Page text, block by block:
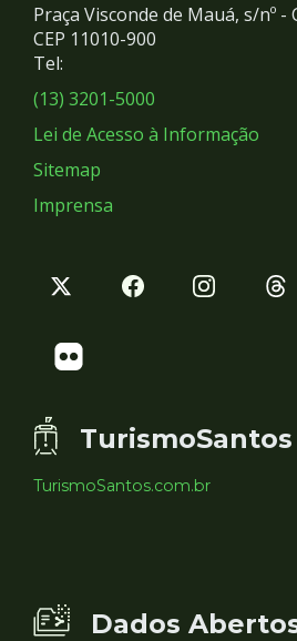
Redes
Sociais
Praça Visconde de Mauá, s/nº -
CEP 11010-900
Tel:
(13) 3201-5000
Lei de Acesso à Informação
Sitemap
Imprensa
TurismoSantos
TurismoSantos.com.br
Dados